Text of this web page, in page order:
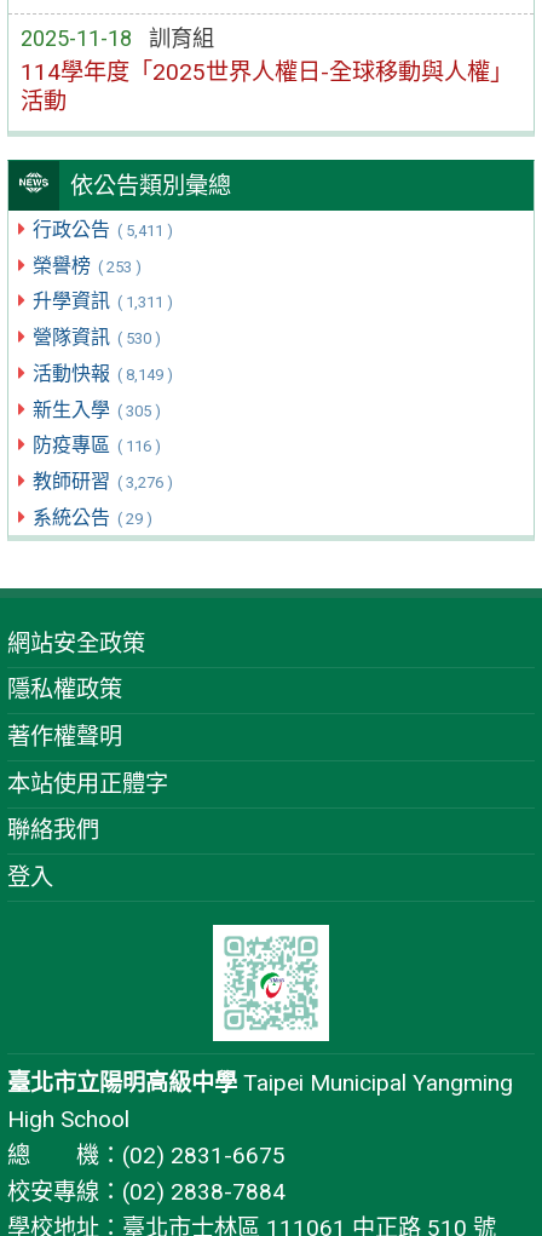
2025-11-18 訓育組
114學年度「2025世界人權日-全球移動與人權」
活動
依公告類別彙總
行政公告 ( 5,411 )
榮譽榜 ( 253 )
升學資訊 ( 1,311 )
營隊資訊 ( 530 )
活動快報 ( 8,149 )
新生入學 ( 305 )
防疫專區 ( 116 )
教師研習 ( 3,276 )
系統公告 ( 29 )
網站安全政策
隱私權政策
著作權聲明
本站使用正體字
聯絡我們
登入
臺北市立陽明高級中學 Taipei Municipal Yangming
High School
總 機：(02) 2831-6675
校安專線：(02) 2838-7884
學校地址：臺北市士林區 111061 中正路 510 號